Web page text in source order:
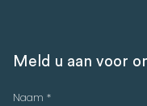
Meld u aan voor
Naam *